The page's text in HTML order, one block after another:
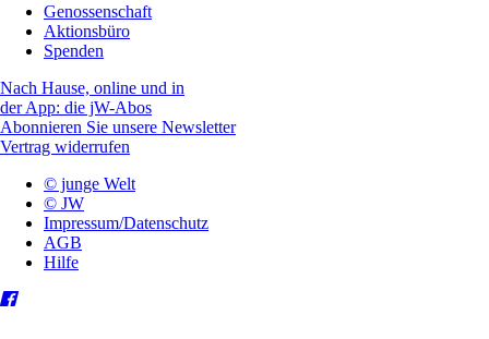
Genossenschaft
Aktionsbüro
Spenden
Nach Hause, online und in
der App: die jW-Abos
Abonnieren Sie unsere Newsletter
Vertrag widerrufen
© junge Welt
© JW
Impressum/Datenschutz
AGB
Hilfe